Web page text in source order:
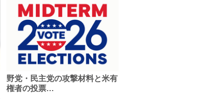
野党・民主党の攻撃材料と米有
権者の投票…